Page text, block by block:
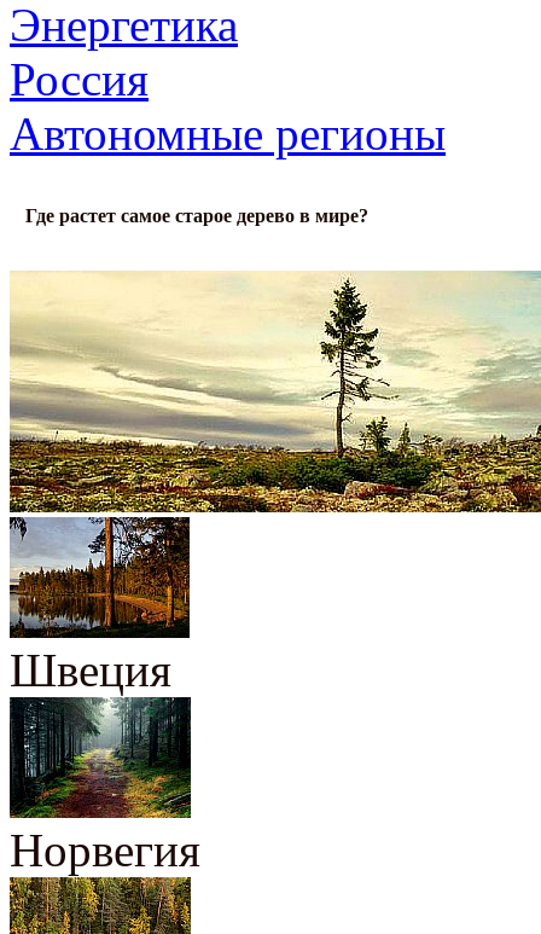
Энергетика
Россия
Автономные регионы
Где растет самое старое дерево в мире?
Швеция
Норвегия